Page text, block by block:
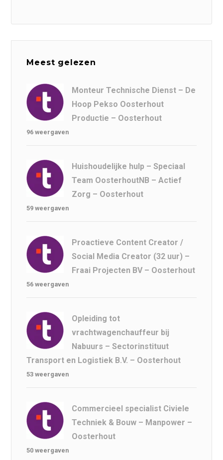
Meest gelezen
Monteur Technische Dienst – De
Hoop Pekso Oosterhout
Productie – Oosterhout
96 weergaven
Huishoudelijke hulp – Speciaal
Team OosterhoutNB – Actief
Zorg – Oosterhout
59 weergaven
Proactieve Content Creator /
Social Media Creator (32 uur) –
Fraai Projecten BV – Oosterhout
56 weergaven
Opleiding tot
vrachtwagenchauffeur bij
Nabuurs – Sectorinstituut
Transport en Logistiek B.V. – Oosterhout
53 weergaven
Commercieel specialist Civiele
Techniek & Bouw – Manpower –
Oosterhout
50 weergaven